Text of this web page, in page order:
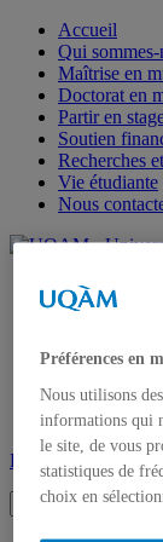
Accueil
Qui sommes-
Maîtrise en
Doctorat en
Partir en
Soutien
Recherches
Vie étudiante
Nous
Page
Bottin du
Bibliothèques
Pour nous
Faculté des arts
Recherche:
Préférences en
Nous utilisons
informations qui
le site, de vous
statistiques de
choix en